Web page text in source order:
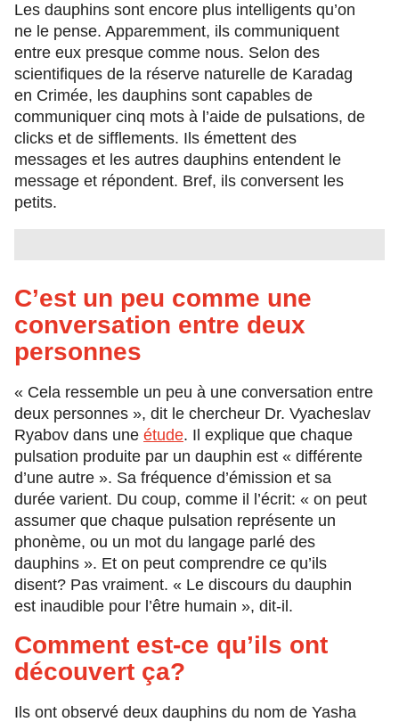
Les dauphins sont encore plus intelligents qu’on
ne le pense. Apparemment, ils communiquent
entre eux presque comme nous. Selon des
scientifiques de la réserve naturelle de Karadag
en Crimée, les dauphins sont capables de
communiquer cinq mots à l’aide de pulsations, de
clicks et de sifflements. Ils émettent des
messages et les autres dauphins entendent le
message et répondent. Bref, ils conversent les
petits.
C’est un peu comme une
conversation entre deux
personnes
« Cela ressemble un peu à une conversation entre
deux personnes », dit le chercheur Dr. Vyacheslav
Ryabov dans une étude. Il explique que chaque
pulsation produite par un dauphin est « différente
d’une autre ». Sa fréquence d’émission et sa
durée varient. Du coup, comme il l’écrit: « on peut
assumer que chaque pulsation représente un
phonème, ou un mot du langage parlé des
dauphins ». Et on peut comprendre ce qu’ils
disent? Pas vraiment. « Le discours du dauphin
est inaudible pour l’être humain », dit-il.
Comment est-ce qu’ils ont
découvert ça?
Ils ont observé deux dauphins du nom de Yasha